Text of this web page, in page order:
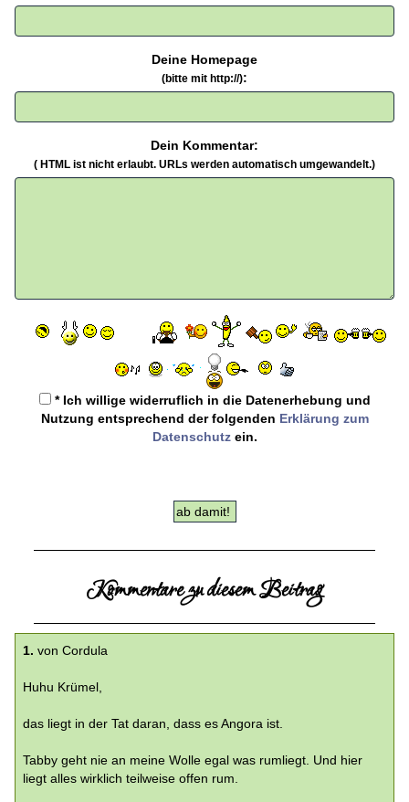
Deine Homepage
(bitte mit http://):
Dein Kommentar:
( HTML ist nicht erlaubt. URLs werden automatisch umgewandelt.)
* Ich willige widerruflich in die Datenerhebung und
Nutzung entsprechend der folgenden Erklärung zum
Datenschutzein.
Kommentare zu diesem Beitrag
1. von Cordula
Huhu Krümel,
das liegt in der Tat daran, dass es Angora ist.
Tabby geht nie an meine Wolle egal was rumliegt. Und hier
liegt alles wirklich teilweise offen rum.